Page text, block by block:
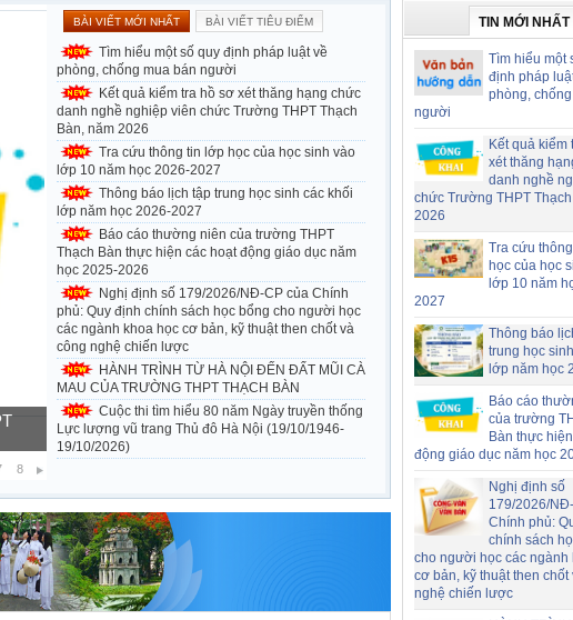
8
BÀI VIẾT MỚI NHẤT BÀI VIẾT TIÊU ĐIỂM
Tìm hiểu một số quy định pháp luật về
phòng, chống mua bán người
Kết quả kiểm tra hồ sơ xét thăng hạng chức
danh nghề nghiệp viên chức Trường THPT Thạch
Bàn, năm 2026
Tra cứu thông tin lớp học của học sinh vào
lớp 10 năm học 2026-2027
Thông báo lịch tập trung học sinh các khối
lớp năm học 2026-2027
Báo cáo thường niên của trường THPT
Thạch Bàn thực hiện các hoạt động giáo dục năm
học 2025-2026
Nghị định số 179/2026/NĐ-CP của Chính
phủ: Quy định chính sách học bổng cho người học
các ngành khoa học cơ bản, kỹ thuật then chốt và
công nghệ chiến lược
HÀNH TRÌNH TỪ HÀ NỘI ĐẾN ĐẤT MŨI CÀ
MAU CỦA TRƯỜNG THPT THẠCH BÀN
Cuộc thi tìm hiểu 80 năm Ngày truyền thống
Lực lượng vũ trang Thủ đô Hà Nội (19/10/1946-
19/10/2026)
TIN MỚI NHẤT
Tìm hiểu một
định pháp
phòng,
người
Kết quả kiểm
xét thăng
danh nghề
chức Trường THPT
2026
Tra cứu
học của học
lớp 10 năm
2027
Thông báo
trung học
lớp năm học
Báo cáo
của trường
Bàn thực
động giáo dục năm học
Nghị định số
179/2026/
Chính phủ:
chính sách
cho người học các ngành
cơ bản, kỹ thuật then chốt
nghệ chiến lược